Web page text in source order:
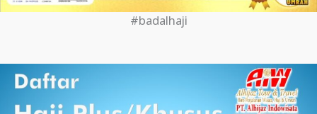
#badalhaji